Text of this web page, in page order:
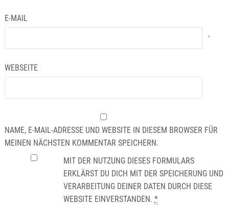
E-MAIL
*
WEBSEITE
NAME, E-MAIL-ADRESSE UND WEBSITE IN DIESEM BROWSER FÜR
MEINEN NÄCHSTEN KOMMENTAR SPEICHERN.
MIT DER NUTZUNG DIESES FORMULARS
ERKLÄRST DU DICH MIT DER SPEICHERUNG UND
VERARBEITUNG DEINER DATEN DURCH DIESE
WEBSITE EINVERSTANDEN.*